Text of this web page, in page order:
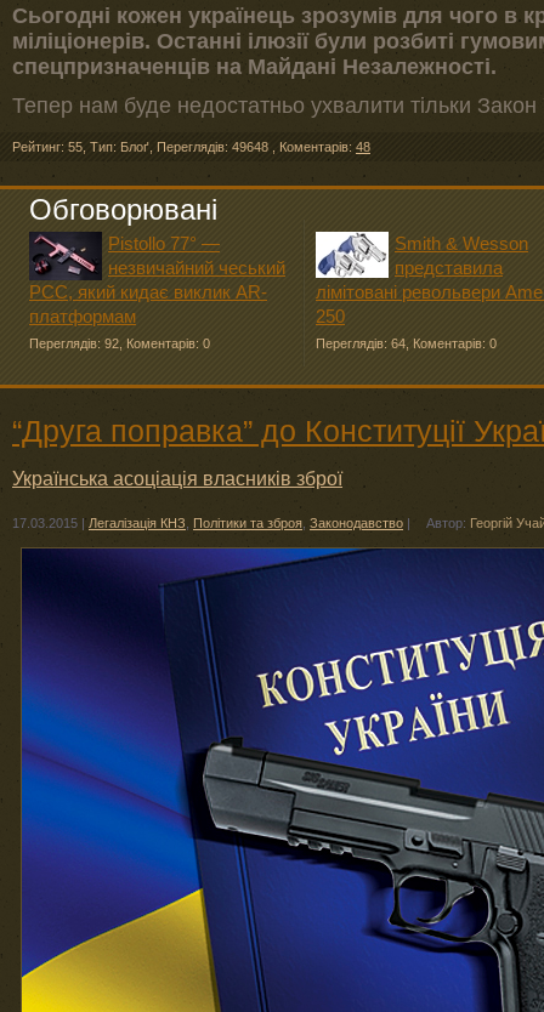
Сьогодні кожен українець зрозумів для чого в
міліціонерів. Останні ілюзії були розбиті
спецпризначенців на Майдані Незалежності.
Тепер нам буде недостатньо ухвалити тільки Закон
Рейтинг: 55 Тип: Блоґ Переглядів: 49648 Коментарів: 48
Обговорювані
Pistollo 77° —
незвичайний чеський
PCC, який кидає виклик AR-
платформам
Переглядів: 92 Коментарів: 0
Smith & Wesson
представила
лімітовані револьвери
250
Переглядів: 64 Коментарів: 0
“Друга поправка” до Конституції
Українська асоціація власників зброї
17.03.2015 | Легалізація КНЗ Політики та зброя Законодавство | Автор: Георгій